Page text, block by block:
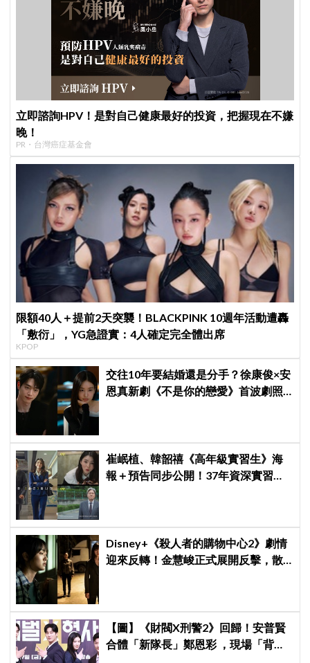
立即諮詢HPV！是對自己健康最好的投資，把握現在不嫌
晚！
PR・台灣癌症基金會
限額40人＋提前2天突襲！BLACKPINK 10週年活動遭轟
「敷衍」，YG急證實：4人確定完全體出席
KPOP
交往10年要結婚還是分手？徐康俊×安
恩真新劇《不是你的戀愛》首波劇照
崔岷植、韓韶禧《高年級實習生》海
報＋預告同步公開！37年資深實習生
Disney+《殺人者的購物中心2》劇情
迎來反轉！金慧峻正式展開反擊，散
【圖】《財閥X刑警2》回歸！安普賢
合體「新隊長」鄭恩彩 ，現場「背靠